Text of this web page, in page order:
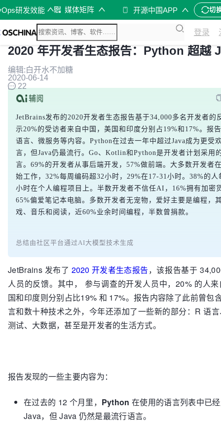
研发效能 媒体矩阵 开源中国APP 切
登录
2020 年开发者生态报告：Python 超越
编辑:白开水不加糖
2020-06-14
22
JetBrains发布的2020开发者生态报告基于34,000多名开发者的
示20%的受访者来自中国，美国和印度分别占19%和17%。报
语言、微服务等内容。Python在过去一年中超过Java成为更受
言，但Java仍最流行。Go、Kotlin和Python是开发者计划采用
言。69%的开发者从事后端开发，57%做前端。大多数开发者
始工作，32%每周编码超32小时，29%在17-31小时。38%的人
小时在个人编程项目上。半数开发者不信任AI，16%拥有加密
65%偏爱笔记本电脑。多数开发者无宠物，爱好主要是编程，
戏、音乐和阅读，近60%业余时间编程，半数曾捐款。
总结由社区平台通过AI大模型技术生成
JetBrains 发布了2020 开发者生态报告，该报告基于
人员的反馈。其中， 参与调查的开发人员中，20% 的人
国和印度则分别占比19% 和 17%。报告内容除了此前曾包
言和数十种技术之外，今年还添加了一些新的部分：R 语
测试、大数据，甚至是开发者的生活方式。
报告发现的一些主要内容为：
在过去的 12 个月里， Python在使用的语言列表中已
Java，但 Java 仍然是最流行语言。